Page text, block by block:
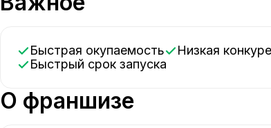
Быстрая окупаемость Низкая
Быстрый срок запуска
О франшизе